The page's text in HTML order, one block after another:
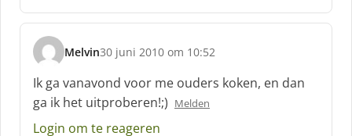
:
Melvin
s
c
h
r
e
30 juni 2010 om 10:52
Ik ga vanavond voor me ouders koken, en dan
ga ik het uitproberen!;) Melden
Login om te reageren